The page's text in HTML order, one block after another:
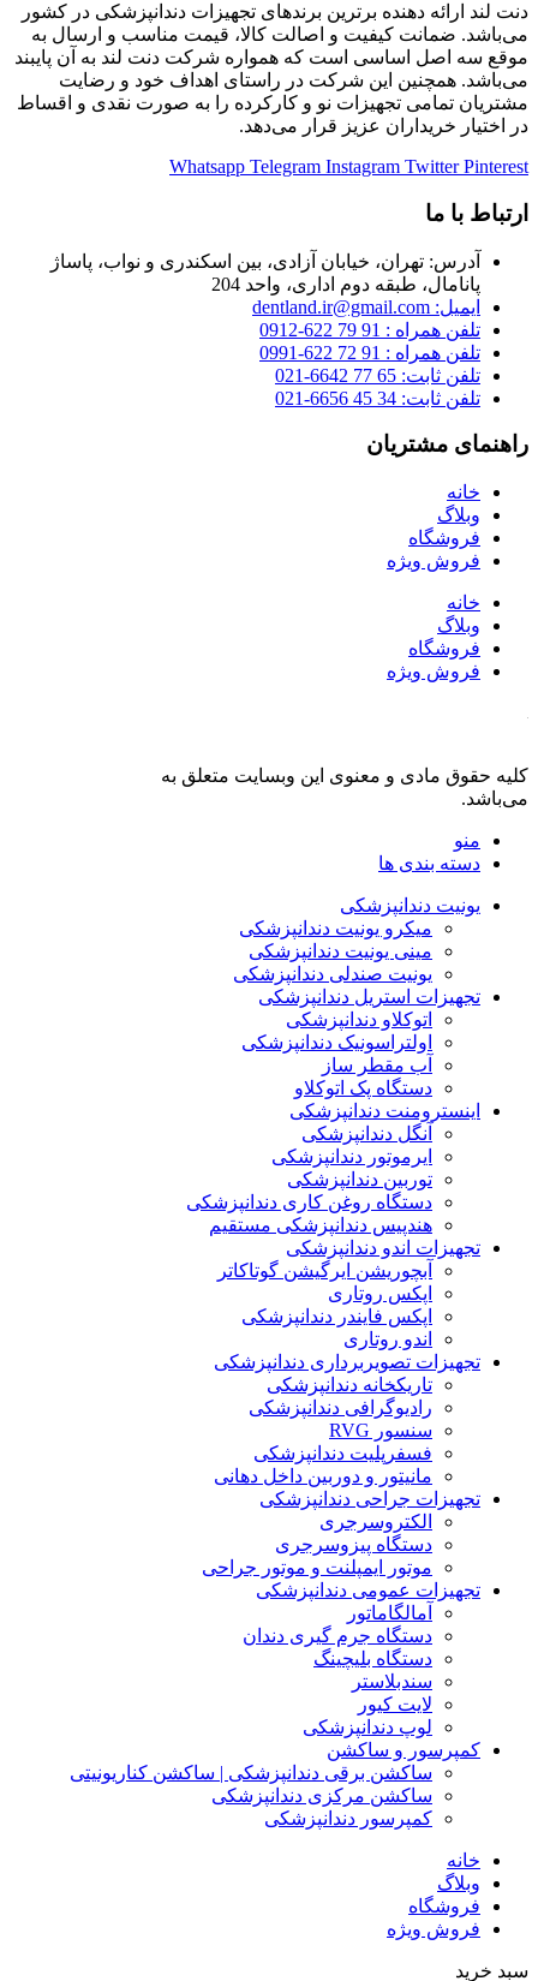
دنت لند ارائه دهنده برترین برندهای تجهیزات دندانپزشکی در کشور
می‌باشد. ضمانت کیفیت و اصالت کالا، قیمت مناسب و ارسال به
موقع سه اصل اساسی است که همواره شرکت دنت لند به آن پایبند
می‌باشد. همچنین این شرکت در راستای اهداف خود و رضایت
مشتریان تمامی تجهیزات نو و کارکرده را به صورت نقدی و اقساط
در اختیار خریداران عزیز قرار می‌دهد.
Whatsapp Telegram Instagram Twitter Pinterest
ارتباط با ما
آدرس: تهران، خیابان آزادی، بین اسکندری و نواب، پاساژ
پانامال، طبقه دوم اداری، واحد 204
ایمیل: dentland.ir@gmail.com
تلفن همراه : 91 79 622-0912
تلفن همراه : 91 72 622-0991
تلفن ثابت: 65 77 6642-021
تلفن ثابت: 34 45 6656-021
راهنمای مشتریان
خانه
وبلاگ
فروشگاه
فروش ویژه
خانه
وبلاگ
فروشگاه
فروش ویژه
کلیه حقوق مادی و معنوی این وبسایت متعلق به
می‌باشد.
منو
دسته بندی ها
یونیت دندانپزشکی
میکرو یونیت دندانپزشکی
مینی یونیت دندانپزشکی
یونیت صندلی دندانپزشکی
تجهیزات استریل دندانپزشکی
اتوکلاو دندانپزشکی
اولتراسونیک دندانپزشکی
آب مقطر ساز
دستگاه پک اتوکلاو
اینسترومنت دندانپزشکی
آنگل دندانپزشکی
ایرموتور دندانپزشکی
توربین دندانپزشکی
دستگاه روغن کاری دندانپزشکی
هندپیس دندانپزشکی مستقیم
تجهیزات اندو دندانپزشکی
آبچوریشن ایرگیشن گوتاکاتر
اپکس روتاری
اپکس فایندر دندانپزشکی
اندو روتاری
تجهیزات تصویربرداری دندانپزشکی
تاریکخانه دندانپزشکی
رادیوگرافی دندانپزشکی
سنسور RVG
فسفرپلیت دندانپزشکی
مانیتور و دوربین داخل دهانی
تجهیزات جراحی دندانپزشکی
الکتروسرجری
دستگاه پیزوسرجری
موتور ایمپلنت و موتور جراحی
تجهیزات عمومی دندانپزشکی
آمالگاماتور
دستگاه جرم گیری دندان
دستگاه بلیچینگ
سندبلاستر
لایت کیور
لوپ دندانپزشکی
کمپرسور و ساکشن
ساکشن برقی دندانپزشکی | ساکشن کناریونیتی
ساکشن مرکزی دندانپزشکی
کمپرسور دندانپزشکی
خانه
وبلاگ
فروشگاه
فروش ویژه
سبد خرید